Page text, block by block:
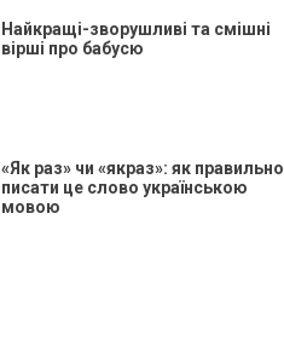
Найкращі-зворушливі та смішні
вірші про бабусю
«Як раз» чи «якраз»: як правильно
писати це слово українською
мовою